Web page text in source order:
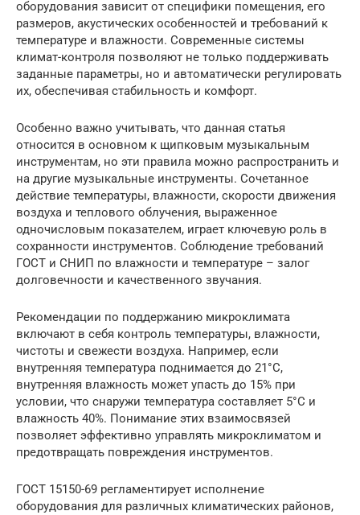
оборудования зависит от специфики помещения, его
размеров, акустических особенностей и требований к
температуре и влажности. Современные системы
климат-контроля позволяют не только поддерживать
заданные параметры, но и автоматически регулировать
их, обеспечивая стабильность и комфорт.
Особенно важно учитывать, что данная статья
относится в основном к щипковым музыкальным
инструментам, но эти правила можно распространить и
на другие музыкальные инструменты. Сочетанное
действие температуры, влажности, скорости движения
воздуха и теплового облучения, выраженное
одночисловым показателем, играет ключевую роль в
сохранности инструментов. Соблюдение требований
ГОСТ и СНИП по влажности и температуре – залог
долговечности и качественного звучания.
Рекомендации по поддержанию микроклимата
включают в себя контроль температуры, влажности,
чистоты и свежести воздуха. Например, если
внутренняя температура поднимается до 21°C,
внутренняя влажность может упасть до 15% при
условии, что снаружи температура составляет 5°C и
влажность 40%. Понимание этих взаимосвязей
позволяет эффективно управлять микроклиматом и
предотвращать повреждения инструментов.
ГОСТ 15150-69 регламентирует исполнение
оборудования для различных климатических районов,